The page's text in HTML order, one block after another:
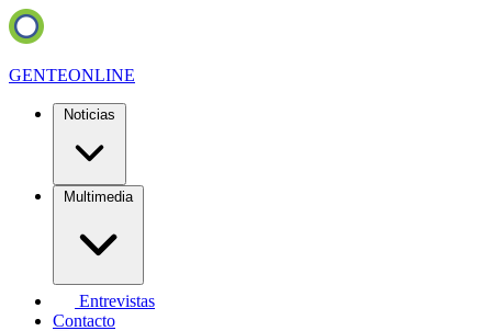
GENTEONLINE
Noticias
Multimedia
Entrevistas
Contacto